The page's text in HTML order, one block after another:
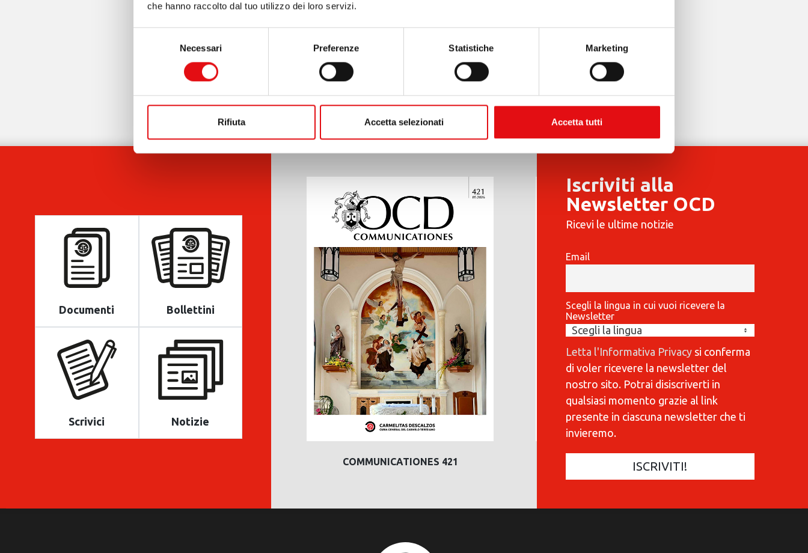
che hanno raccolto dal tuo utilizzo dei loro servizi.
Necessari Preferenze Statistiche Marketing
Rifiuta Accetta selezionati Accetta tutti
Condividi su:
Documenti Bollettini
Scrivici Notizie
COMMUNICATIONES 421 COMMUNICATIONES 420
Iscriviti alla
Newsletter OCD
Ricevi le ultime notizie
Email
Scegli la lingua in cui vuoi ricevere la
Newsletter
Letta l'Informativa Privacysi conferma
di voler ricevere la newsletter del
nostro sito. Potrai disiscriverti in
qualsiasi momento grazie al link
presente in ciascuna newsletter che ti
invieremo.